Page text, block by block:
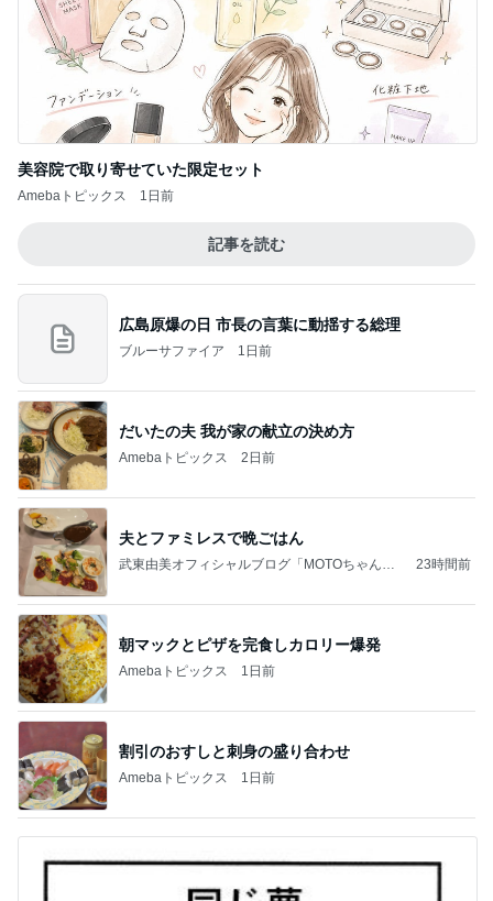
美容院で取り寄せていた限定セット
Amebaトピックス 1日前
記事を読む
広島原爆の日 市長の言葉に動揺する総理
ブルーサファイア 1日前
だいたの夫 我が家の献立の決め方
Amebaトピックス 2日前
夫とファミレスで晩ごはん
武東由美オフィシャルブログ「MOTOちゃんと
23時間前
朝マックとピザを完食しカロリー爆発
Amebaトピックス 1日前
割引のおすしと刺身の盛り合わせ
Amebaトピックス 1日前